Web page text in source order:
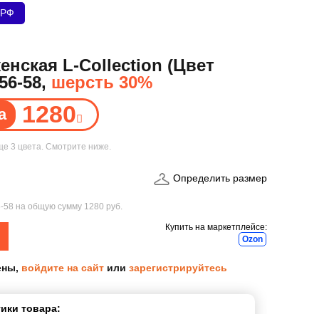
РФ
L-Collection (Цвет
58, шерсть 30%
1280
3 цвета. Смотрите ниже.
Определить размер
58 на общую сумму 1280 руб.
Купить на маркетплейсе:
Ozon
войдите на сайт или зарегистрируйтесь
товара: